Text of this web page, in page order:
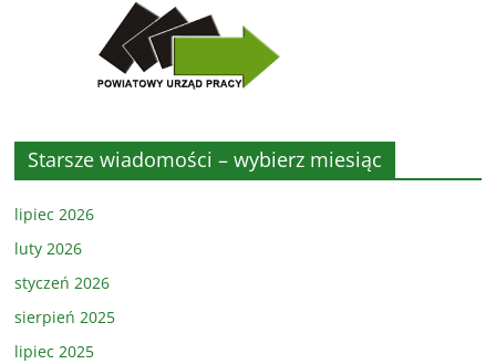
Starsze wiadomości – wybierz miesiąc
lipiec 2026
luty 2026
styczeń 2026
sierpień 2025
lipiec 2025